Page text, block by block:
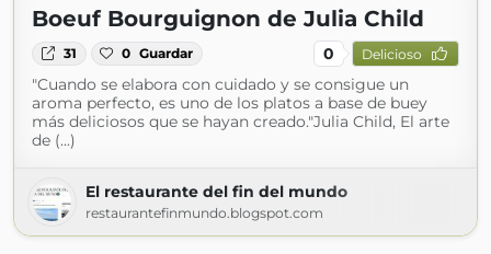
Boeuf Bourguignon de Julia Child
31 0 Guardar 0 Delicioso
"Cuando se elabora con cuidado y se consigue un
aroma perfecto, es uno de los platos a base de buey
más deliciosos que se hayan creado."Julia Child, El arte
de (...)
El restaurante del fin del mundo
restaurantefinmundo.blogspot.com